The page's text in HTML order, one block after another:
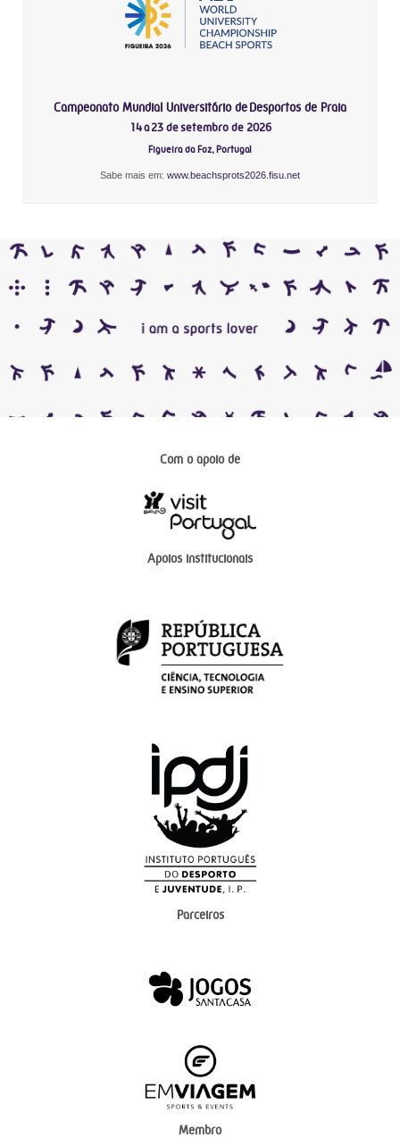
Campeonato Mundial Universitário de Desportos de Praia
14 a 23 de setembro de 2026
Figueira da Foz, Portugal
Sabe mais em: www.beachsprots2026.fisu.net
Com o apoio de
Apoios institucionais
Parceiros
Membro